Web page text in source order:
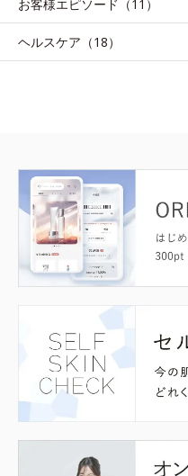
お客様エピソード（11）
ヘルスケア（18）